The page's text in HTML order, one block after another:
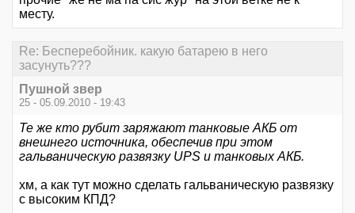
месту.
Re: Бесперебойник. какую батарею в него
засунуть???
Пушной звер
25 - 05.09.2010 - 19:43
Те же кто рубит заряжают танковые АКБ от
внешнего источника, обеспечив при этом
гальваническую развязку UPS и танковых АКБ.
хм, а как тут можно сделать гальваническую развязку
с высоким КПД?